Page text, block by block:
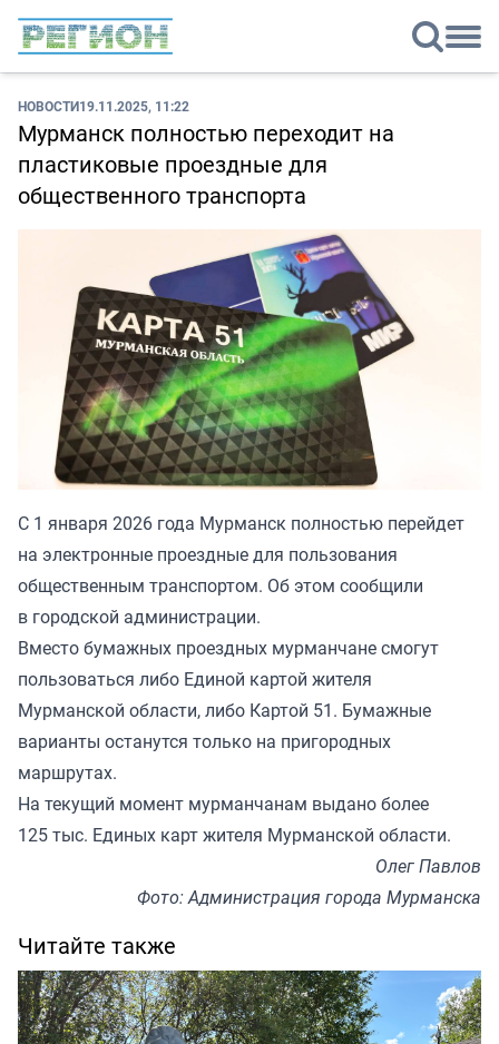
НОВОСТИ19.11.2025, 11:22
Мурманск полностью переходит на
пластиковые проездные для
общественного транспорта
С 1 января 2026 года Мурманск полностью перейдет
на электронные проездные для пользования
общественным транспортом. Об этом сообщили
в городской администрации.
Вместо бумажных проездных мурманчане смогут
пользоваться либо Единой картой жителя
Мурманской области, либо Картой 51. Бумажные
варианты останутся только на пригородных
маршрутах.
На текущий момент мурманчанам выдано более
125 тыс. Единых карт жителя Мурманской области.
Олег Павлов
Фото: Администрация города Мурманска
Читайте также